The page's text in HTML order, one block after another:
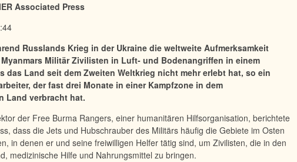
Associated Press
Russlands Krieg in der Ukraine die weltweite Aufmerksamkeit
Militär Zivilisten in Luft- und Bodenangriffen in einem
das Land seit dem Zweiten Weltkrieg nicht mehr erlebt hat, so ein
der fast drei Monate in einer Kampfzone in dem
Land verbracht hat.
der Free Burma Rangers, einer humanitären Hilfsorganisation, berichtete
dass die Jets und Hubschrauber des Militärs häufig die Gebiete im Osten
in denen er und seine freiwilligen Helfer tätig sind, um Zivilisten, die in den
medizini­sche Hilfe und Nahrungsmittel zu bringen.